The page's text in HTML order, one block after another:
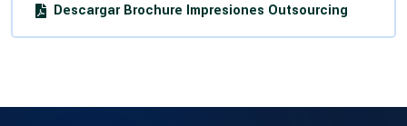
Descargar Brochure Impresiones Outsourcing